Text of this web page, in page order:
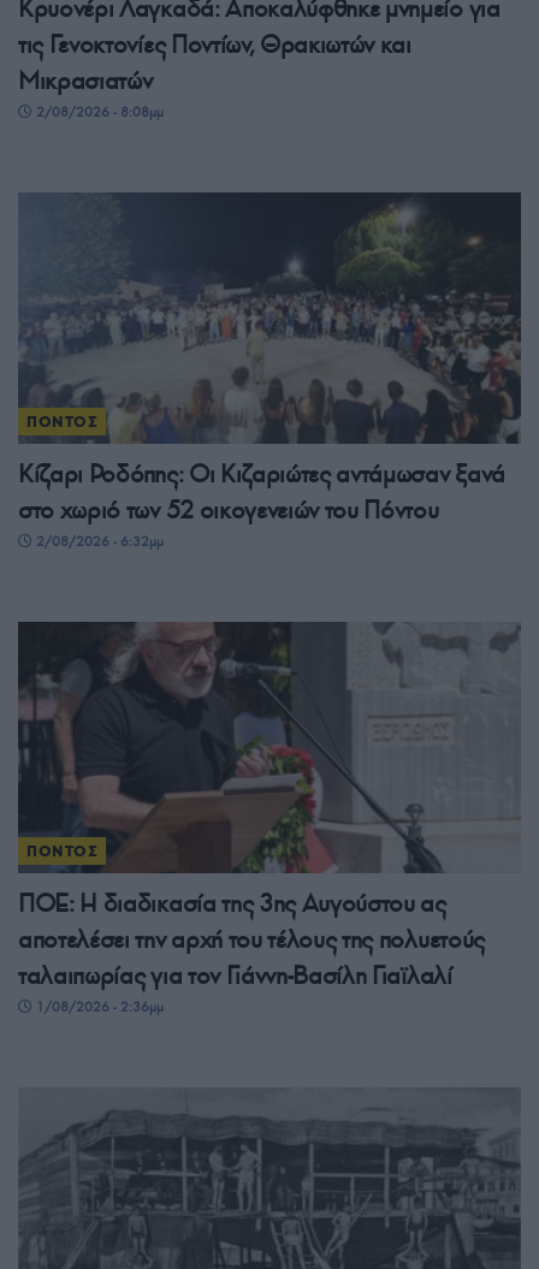
Κρυονέρι Λαγκαδά: Αποκαλύφθηκε μνημείο για
τις Γενοκτονίες Ποντίων, Θρακιωτών και
Μικρασιατών
2/08/2026 - 8:08μμ
ΠΟΝΤΟΣ
Κίζαρι Ροδόπης: Οι Κιζαριώτες αντάμωσαν ξανά
στο χωριό των 52 οικογενειών του Πόντου
2/08/2026 - 6:32μμ
ΠΟΝΤΟΣ
ΠΟΕ: Η διαδικασία της 3ης Αυγούστου ας
αποτελέσει την αρχή του τέλους της πολυετούς
ταλαιπωρίας για τον Γιάννη-Βασίλη Γιαϊλαλί
1/08/2026 - 2:36μμ